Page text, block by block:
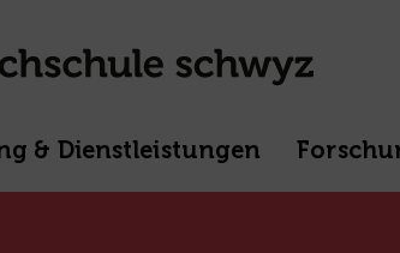
& Dienstleistungen